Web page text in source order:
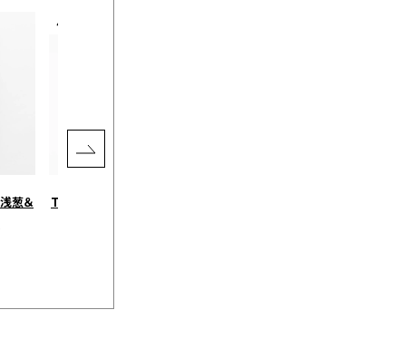
葱＆
TY パレスプレート160 2枚セッ